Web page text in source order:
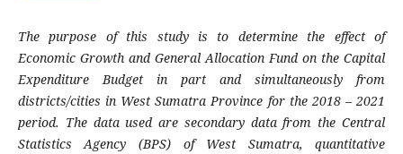
The purpose of this study is to determine the effect of
Economic Growth and General Allocation Fund on the Capital
Expenditure Budget in part and simultaneously from
districts/cities in West Sumatra Province for the 2018 – 2021
period. The data used are secondary data from the Central
Statistics Agency (BPS) of West Sumatra, quantitative